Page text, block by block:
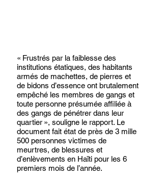
« Frustrés par la faiblesse des
institutions étatiques, des habitants
armés de machettes, de pierres et
de bidons d’essence ont brutalement
empêché les membres de gangs et
toute personne présumée affiliée à
des gangs de pénétrer dans leur
quartier », souligne le rapport. Le
document fait état de près de 3 mille
500 personnes victimes de
meurtres, de blessures et
d’enlèvements en Haïti pour les 6
premiers mois de l’année.